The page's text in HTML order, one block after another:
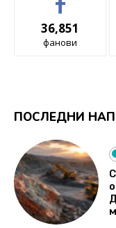
36,851
фанови
ПОСЛЕДНИ